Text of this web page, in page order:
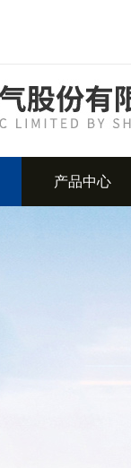
产品中心